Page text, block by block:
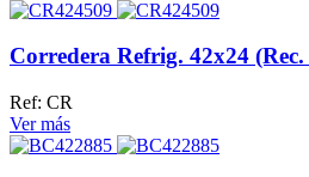
Corredera Refrig. 42x24
Ref: CR
Ver más